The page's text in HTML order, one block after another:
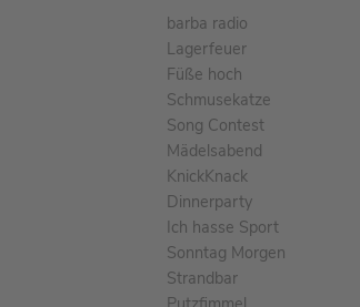
barba radio
Lagerfeuer
Füße hoch
Schmusekatze
Song Contest
Mädelsabend
KnickKnack
Dinnerparty
Ich hasse Sport
Sonntag Morgen
Strandbar